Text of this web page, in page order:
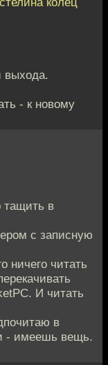
выхода.
- к новому
тащить в
с записную
ничего читать
И читать
в
- имеешь вещь.